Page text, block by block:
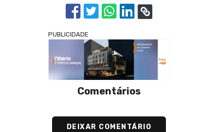
PUBLICIDADE
Comentários
DEIXAR COMENTÁRIO